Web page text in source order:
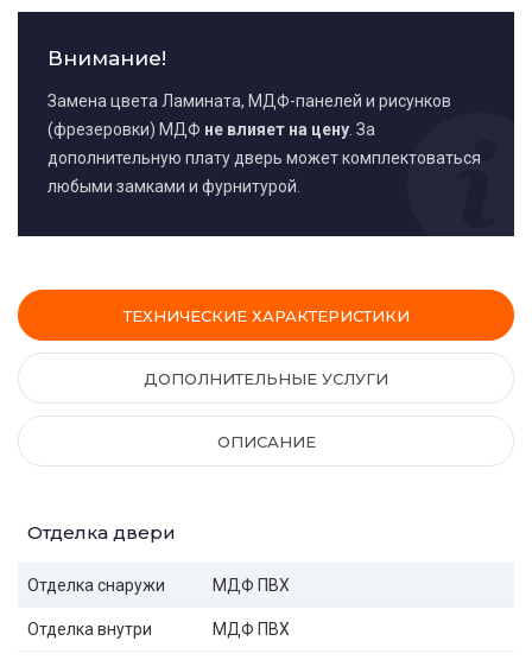
Внимание!
Замена цвета Ламината, МДФ-панелей и рисунков
(фрезеровки) МДФ не влияет на цену . За
дополнительную плату дверь может комплектоваться
любыми замками и фурнитурой.
ТЕХНИЧЕСКИЕ ХАРАКТЕРИСТИКИ
ДОПОЛНИТЕЛЬНЫЕ УСЛУГИ
ОПИСАНИЕ
Отделка двери
Отделка снаружи МДФ ПВХ
Отделка внутри МДФ ПВХ